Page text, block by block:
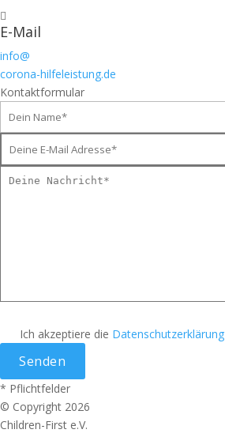

E-Mail
info@
corona-hilfeleistung.de
Kontaktformular
Ich akzeptiere die Datenschutzerklärung
* Pflichtfelder
© Copyright 2026
Children-First e.V.